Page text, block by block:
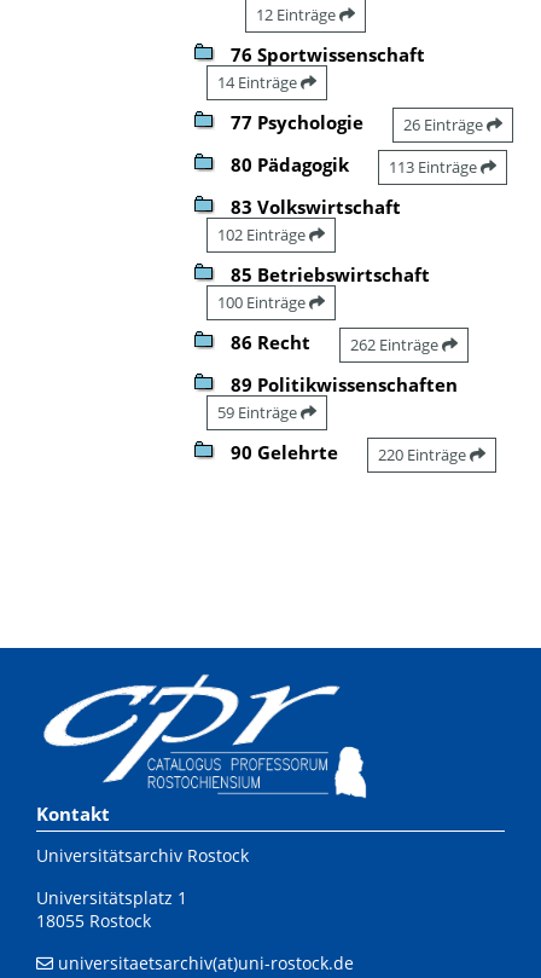
12 Einträge
76 Sportwissenschaft
14 Einträge
77 Psychologie 26 Einträge
80 Pädagogik 113 Einträge
83 Volkswirtschaft
102 Einträge
85 Betriebswirtschaft
100 Einträge
86 Recht 262 Einträge
89 Politikwissenschaften
59 Einträge
90 Gelehrte 220 Einträge
Kontakt
Universitätsarchiv Rostock
Universitätsplatz 1
18055 Rostock
universitaetsarchiv(at)uni-rostock.de